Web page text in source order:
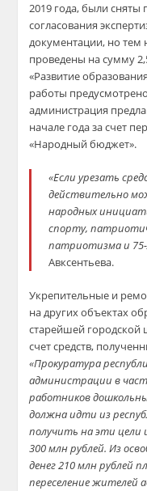
2019 года, были сняты
согласования
документации, но
проведены на сумму
«Развитие
работы
администрация
начале года за счет
«Народный бюджет».
«Если урезать
действительно
народных
спорту,
патриотизма и
Авксентьева.
Укрепительные и
на других объектах
старейшей
счет средств,
«Прокуратура
администрации в
работников
должна идти из
получить на эти
300 млн рублей. Из
денег 210 млн рублей
переселение жителей